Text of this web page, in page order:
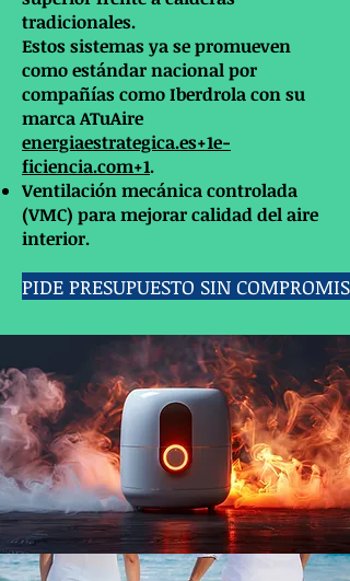
tradicionales.
Estos sistemas ya se promueven
como estándar nacional por
compañías como Iberdrola con su
marca ATuAire
energiaestrategica.es+1e-
ficiencia.com+1.
Ventilación mecánica controlada
(VMC) para mejorar calidad del aire
interior.
PIDE PRESUPUESTO SIN COMPROMISO